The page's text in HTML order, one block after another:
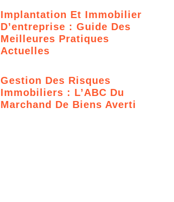
Implantation Et Immobilier
D’entreprise : Guide Des
Meilleures Pratiques
Actuelles
Gestion Des Risques
Immobiliers : L’ABC Du
Marchand De Biens Averti